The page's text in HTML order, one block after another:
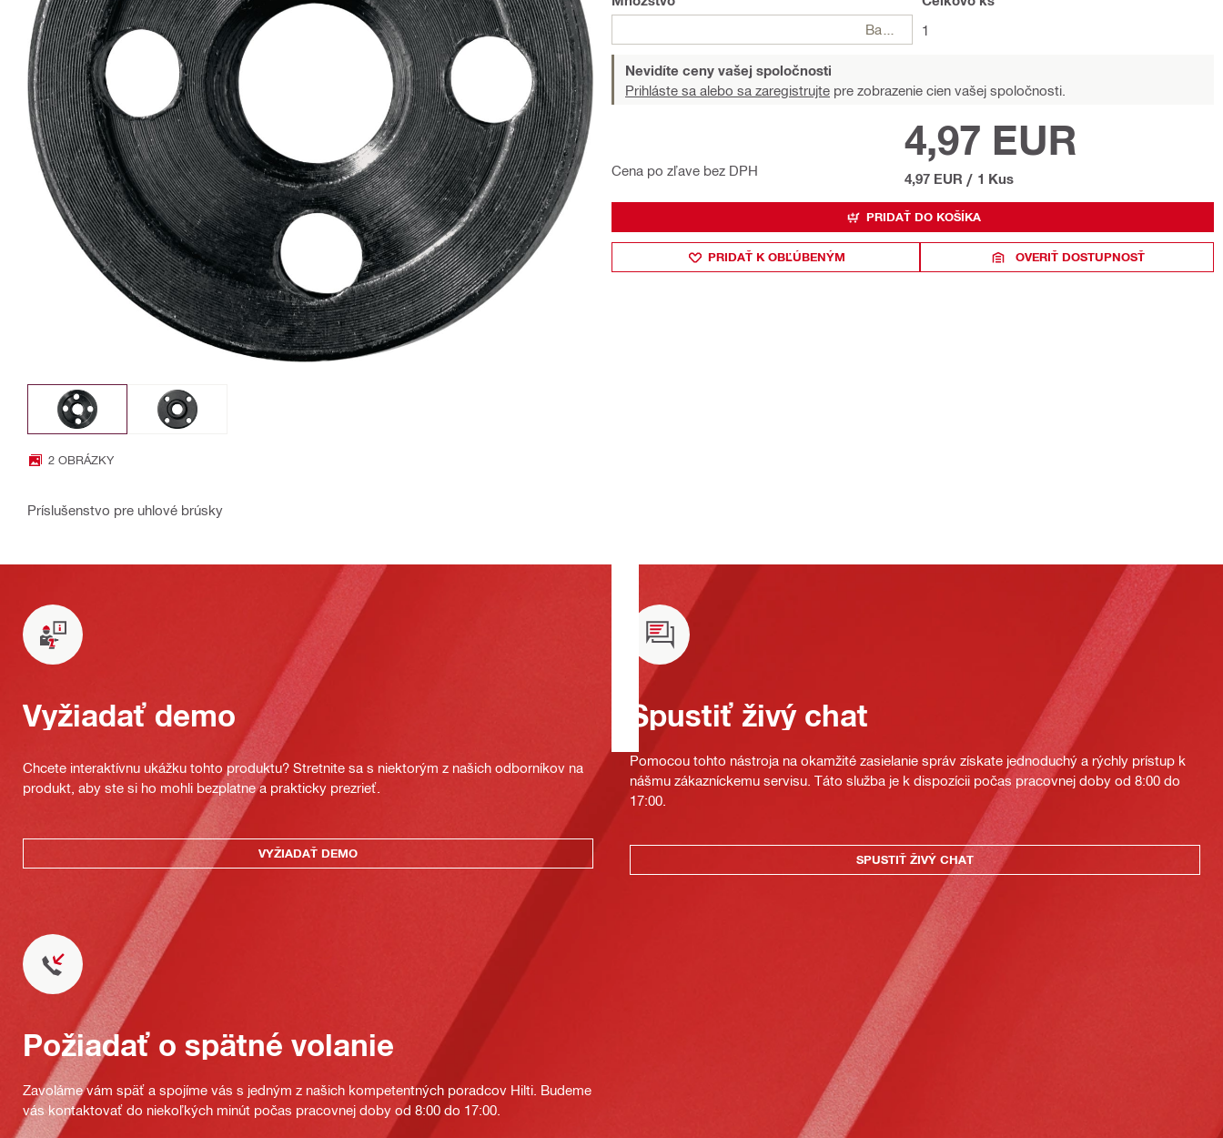
2 OBRÁZKY
Príslušenstvo pre uhlové brúsky
1
Nevidíte ceny vašej spoločnosti
Prihláste sa alebo sa zaregistrujte pre zobrazenie cien vašej spoločnosti.
Cena po zľave bez DPH
4,97 EUR
4,97 EUR / 1 Kus
PRIDAŤ DO KOŠÍKA
PRIDAŤ K OBĽÚBENÝM OVERIŤ DOSTUPNOSŤ
Vyžiadať demo
Chcete interaktívnu ukážku tohto produktu? Stretnite sa s niektorým z našich odborníkov na
produkt, aby ste si ho mohli bezplatne a prakticky prezrieť.
VYŽIADAŤ DEMO
Spustiť živý chat
Pomocou tohto nástroja na okamžité zasielanie správ získate jednoduchý a rýchly prístup k
nášmu zákazníckemu servisu. Táto služba je k dispozícii počas pracovnej doby od 8:00 do
17:00.
SPUSTIŤ ŽIVÝ CHAT
Požiadať o spätné volanie
Zavoláme vám späť a spojíme vás s jedným z našich kompetentných poradcov Hilti. Budeme
vás kontaktovať do niekoľkých minút počas pracovnej doby od 8:00 do 17:00.